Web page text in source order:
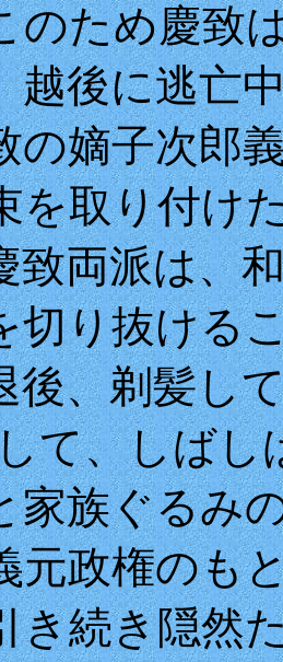
のため慶致
越後に逃亡
の嫡子次郎
を取り付け
致両派は、
切り抜ける
後、剃髪し
て、しばし
家族ぐるみ
元政権のも
き続き隠然